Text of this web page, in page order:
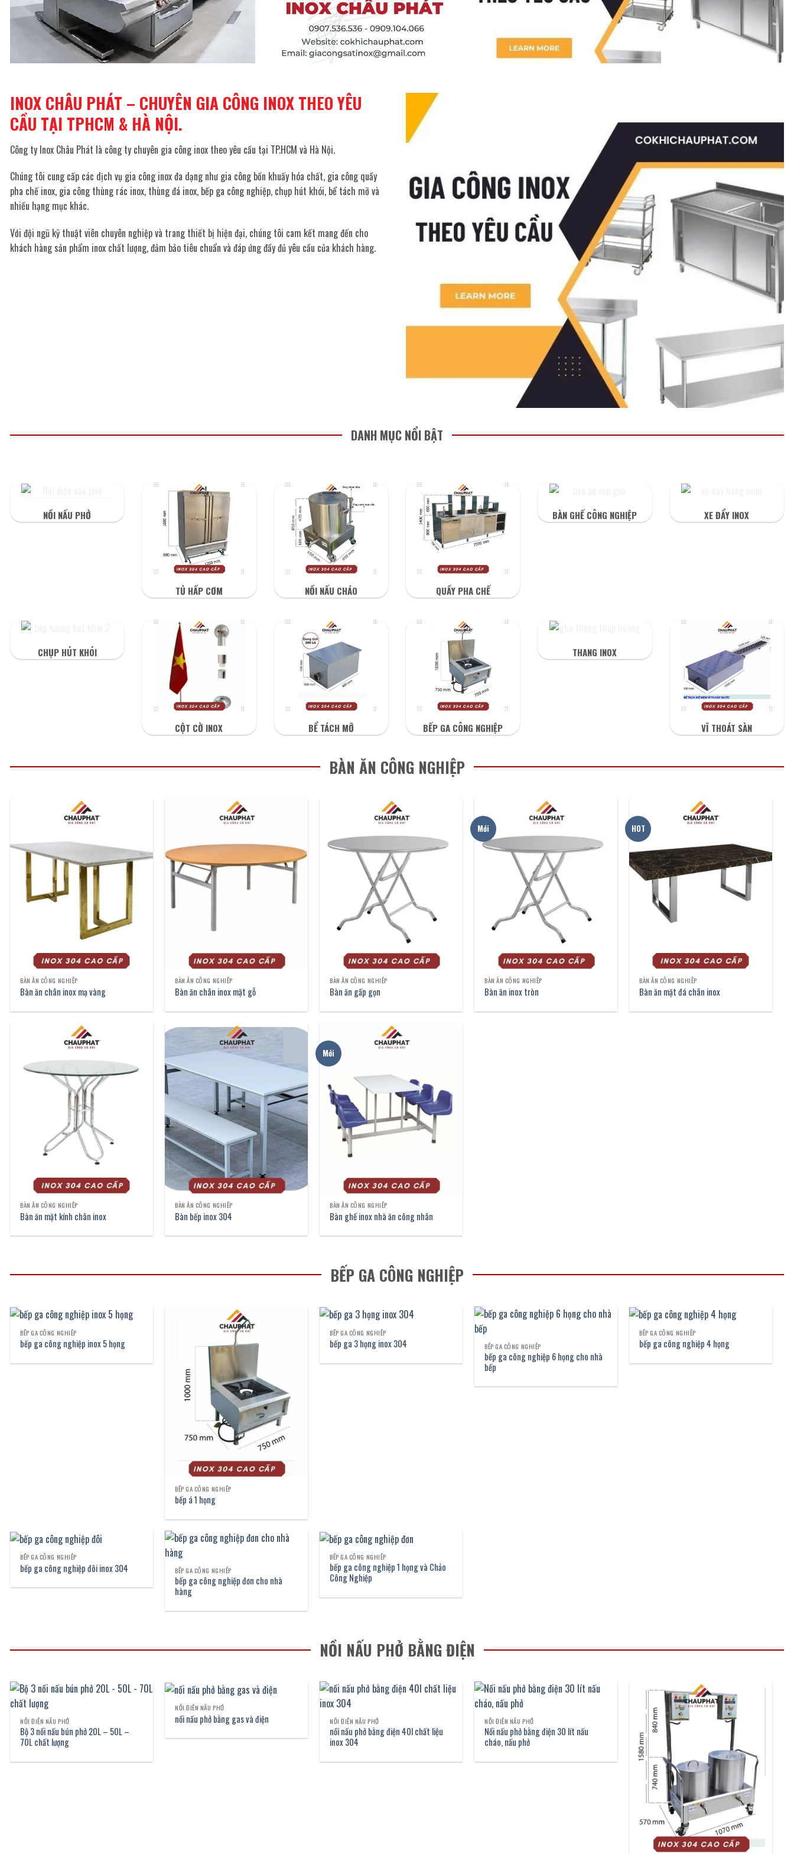
INOX CHÂU PHÁT – CHUYÊN GIA CÔNG INOX THEO YÊU
CẦU TẠI TPHCM & HÀ NỘI.
Công ty Inox Châu Phát là công ty chuyên gia công inox theo yêu cầu tại TP.HCM và Hà Nội.
Chúng tôi cung cấp các dịch vụ gia công inox đa dạng như gia công bồn khuấy hóa chất, gia công quầy
pha chế inox, gia công thùng rác inox, thùng đá inox, bếp ga công nghiệp, chụp hút khói, bể tách mỡ và
nhiều hạng mục khác.
Với đội ngũ kỹ thuật viên chuyên nghiệp và trang thiết bị hiện đại, chúng tôi cam kết mang đến cho
khách hàng sản phẩm inox chất lượng, đảm bảo tiêu chuẩn và đáp ứng đầy đủ yêu cầu của khách hàng.
DANH MỤC NỔI BẬT
Nồi điện nấu phở
NỒI NẤU PHỞ
TỦ HẤP CƠM NỒI NẤU CHÁO QUẦY PHA CHẾ
BÀN GHẾ CÔNG NGHIỆP XE ĐẨY INOX
CHỤP HÚT KHÓI
CỘT CỜ INOX BỂ TÁCH MỠ BẾP GA CÔNG NGHIỆP
THANG INOX
VĨ THOÁT SÀN
BÀN ĂN CÔNG NGHIỆP
BÀN ĂN CÔNG NGHIỆP
Bàn ăn chân inox mạ vàng
BÀN ĂN CÔNG NGHIỆP
Bàn ăn chân inox mặt gỗ
BÀN ĂN CÔNG NGHIỆP
Bàn ăn gấp gọn
Mới
BÀN ĂN CÔNG NGHIỆP
Bàn ăn inox tròn
HOT
BÀN ĂN CÔNG NGHIỆP
Bàn ăn mặt đá chân inox
BÀN ĂN CÔNG NGHIỆP
Bàn ăn mặt kính chân inox
BÀN ĂN CÔNG NGHIỆP
Bàn bếp inox 304
Mới
BÀN ĂN CÔNG NGHIỆP
Bàn ghế inox nhà ăn công nhân
BẾP GA CÔNG NGHIỆP
BẾP GA CÔNG NGHIỆP
bếp ga công nghiệp inox 5 họng
BẾP GA CÔNG NGHIỆP
bếp á 1 họng
BẾP GA CÔNG NGHIỆP
bếp ga 3 họng inox 304 BẾP GA CÔNG NGHIỆP
bếp ga công nghiệp 6 họng cho nhà
bếp
BẾP GA CÔNG NGHIỆP
bếp ga công nghiệp 4 họng
BẾP GA CÔNG NGHIỆP
bếp ga công nghiệp đôi inox 304 BẾP GA CÔNG NGHIỆP
bếp ga công nghiệp đơn cho nhà
hàng
BẾP GA CÔNG NGHIỆP
bếp ga công nghiệp 1 họng và Chảo
Công Nghiệp
NỒI NẤU PHỞ BẰNG ĐIỆN
NỒI ĐIỆN NẤU PHỞ
Bộ 3 nồi nấu bún phở 20L – 50L –
70L chất lượng
NỒI ĐIỆN NẤU PHỞ
nồi nấu phở bằng gas và điện NỒI ĐIỆN NẤU PHỞ
nồi nấu phở bằng điện 40l chất liệu
inox 304
NỒI ĐIỆN NẤU PHỞ
Nồi nấu phở bằng điện 30 lít nấu
cháo, nấu phở